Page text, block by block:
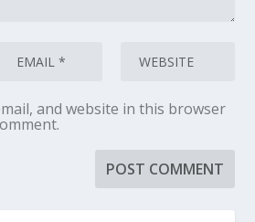
and website in this browser